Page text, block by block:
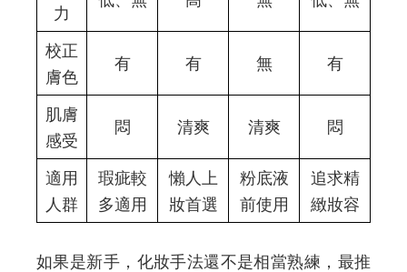
力
校正
膚色
有 有 無 有
肌膚
感受
悶 清爽 清爽 悶
適用
人群
瑕疵較
多適用
懶人上
妝首選
粉底液
前使用
追求精
緻妝容
如果是新手，化妝手法還不是相當熟練，最推